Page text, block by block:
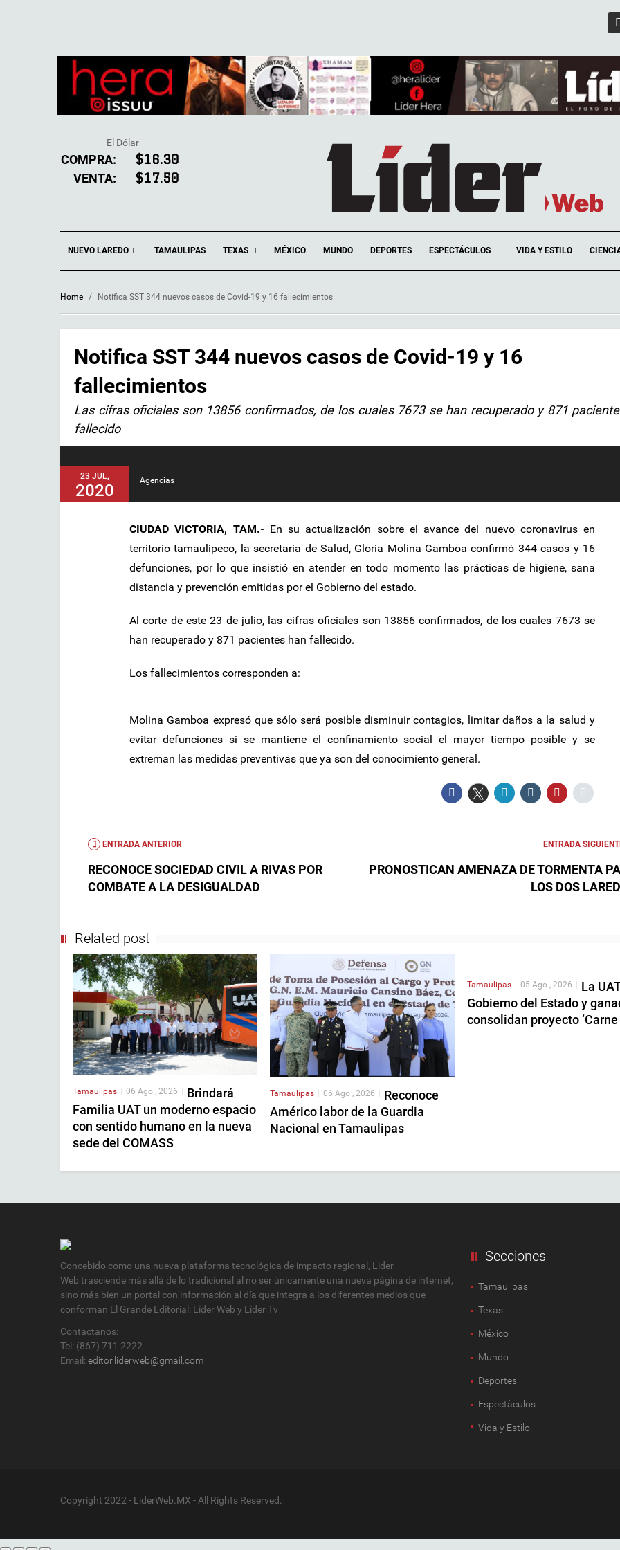
El Dólar
COMPRA: $16.30
VENTA: $17.50
NUEVO LAREDO TAMAULIPAS TEXAS MÉXICO MUNDO DEPORTES ESPECTÁCULOS VIDA Y ESTILO
Home / Notifica SST 344 nuevos casos de Covid-19 y 16 fallecimientos
Notifica SST 344 nuevos casos de Covid-19 y 16
fallecimientos
Las cifras oficiales son 13856 confirmados, de los cuales 7673 se han recuperado y 871
fallecido
23 JUL,
2020
Agencias
CIUDAD VICTORIA, TAM.- En su actualización sobre el avance del nuevo coronavirus en
territorio tamaulipeco, la secretaria de Salud, Gloria Molina Gamboa confirmó 344 casos y 16
defunciones, por lo que insistió en atender en todo momento las prácticas de higiene, sana
distancia y prevención emitidas por el Gobierno del estado.
Al corte de este 23 de julio, las cifras oficiales son 13856 confirmados, de los cuales 7673 se
han recuperado y 871 pacientes han fallecido.
Los fallecimientos corresponden a:
Molina Gamboa expresó que sólo será posible disminuir contagios, limitar daños a la salud y
evitar defunciones si se mantiene el confinamiento social el mayor tiempo posible y se
extreman las medidas preventivas que ya son del conocimiento general.
ENTRADA ANTERIOR
RECONOCE SOCIEDAD CIVIL A RIVAS POR
COMBATE A LA DESIGUALDAD
ENTRADA
PRONOSTICAN AMENAZA DE TORMENTA
LOS DOS
Related post
Tamaulipas 06 Ago , 2026
Brindará
Familia UAT un moderno espacio
con sentido humano en la nueva
sede del COMASS
Tamaulipas 06 Ago , 2026
Reconoce
Américo labor de la Guardia
Nacional en Tamaulipas
Tamaulipas | 05 Ago , 2026 | La
Gobierno del Estado y
consolidan proyecto ‘Carne
Concebido como una nueva plataforma tecnológica de impacto regional, Lider
Web trasciende más allá de lo tradicional al no ser únicamente una nueva página de internet,
sino más bien un portal con información al día que integra a los diferentes medios que
conforman El Grande Editorial: Líder Web y Líder Tv
Contactanos:
Tel: (867) 711 2222
Email: editor.liderweb@gmail.com
Secciones
Tamaulipas
Texas
México
Mundo
Deportes
Espectàculos
Vida y Estilo
Copyright 2022 - LiderWeb.MX - All Rights Reserved.